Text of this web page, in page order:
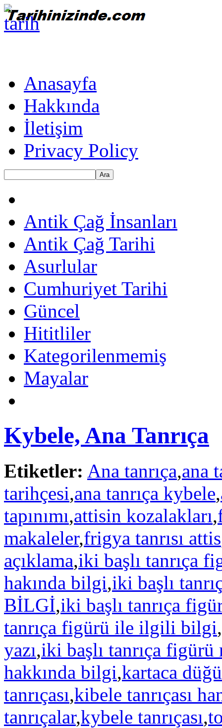
Anasayfa
Hakkında
İletişim
Privacy Policy
Ara
Antik Çağ İnsanları
Antik Çağ Tarihi
Asurlular
Cumhuriyet Tarihi
Güncel
Hititliler
Kategorilenmemiş
Mayalar
Kybele, Ana Tanrıça
Etiketler: Ana tanrıça,ana
tarihçesi,ana tanrıça kybele,
tapınımı,attisin kozalakları,
makaleler,frigya tanrısı attis
açıklama,iki başlı tanrıça
hakında bilgi,iki başlı
BİLGİ,iki başlı tanrıça
tanrıça figürü ile ilgili bilgi,
yazı,iki başlı tanrıça figürü
hakkında bilgi,kartaca
tanrıçası,kibele tanrıçası
tanrıçalar,kybele tanrıçası,